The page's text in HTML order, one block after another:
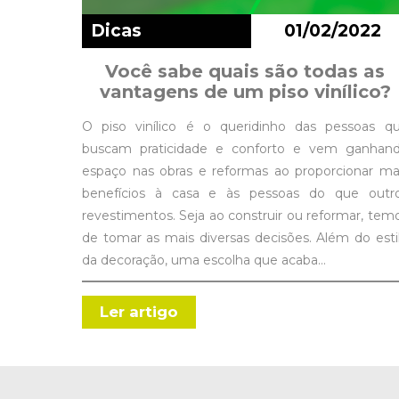
Você sabe quais são todas as
vantagens de um piso vinílico?
Dicas 01/02/2022
O piso vinílico é o queridinho das pessoas
buscam praticidade e conforto e vem
espaço nas obras e reformas ao proporcionar
benefícios à casa e às pessoas do que
revestimentos. Seja ao construir ou reformar,
de tomar as mais diversas decisões. Além do
da decoração, uma escolha que acaba…
Ler artigo